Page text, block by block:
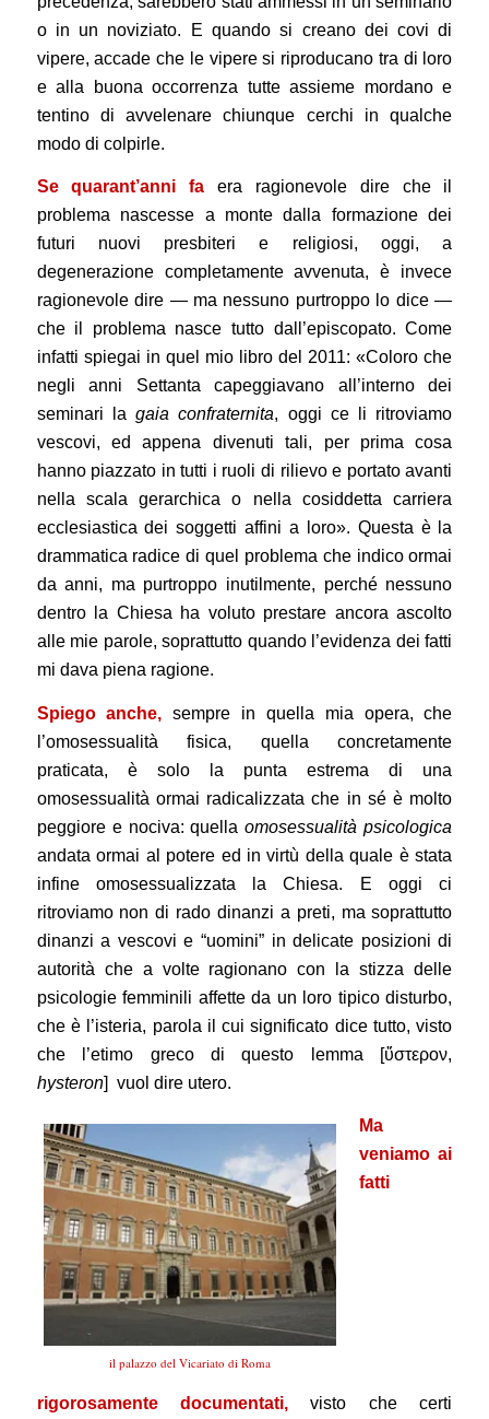
o in un noviziato. E quando si creano dei covi di
vipere, accade che le vipere si riproducano tra di loro
e alla buona occorrenza tutte assieme mordano e
tentino di avvelenare chiunque cerchi in qualche
modo di colpirle.
Se quarant’anni fa era ragionevole dire che il
problema nascesse a monte dalla formazione dei
futuri nuovi presbiteri e religiosi, oggi, a
degenerazione completamente avvenuta, è invece
ragionevole dire — ma nessuno purtroppo lo dice —
che il problema nasce tutto dall’episcopato. Come
infatti spiegai in quel mio libro del 2011: «Coloro che
negli anni Settanta capeggiavano all’interno dei
seminari lagaia confraternita, oggi ce li ritroviamo
vescovi, ed appena divenuti tali, per prima cosa
hanno piazzato in tutti i ruoli di rilievo e portato avanti
nella scala gerarchica o nella cosiddetta carriera
ecclesiastica dei soggetti affini a loro». Questa è la
drammatica radice di quel problema che indico ormai
da anni, ma purtroppo inutilmente, perché nessuno
dentro la Chiesa ha voluto prestare ancora ascolto
alle mie parole, soprattutto quando l’evidenza dei fatti
mi dava piena ragione.
Spiego anche, sempre in quella mia opera, che
l’omosessualità fisica, quella concretamente
praticata, è solo la punta estrema di una
omosessualità ormai radicalizzata che in sé è molto
peggiore e nociva: quellaomosessualità psicologica
andata ormai al potere ed in virtù della quale è stata
infine omosessualizzata la Chiesa. E oggi ci
ritroviamo non di rado dinanzi a preti, ma soprattutto
dinanzi a vescovi e “uomini” in delicate posizioni di
autorità che a volte ragionano con la stizza delle
psicologie femminili affette da un loro tipico disturbo,
che è l’isteria, parola il cui significato dice tutto, visto
che l’etimo greco di questo lemma [ὕστερον,
hysteron] vuol dire utero.
il palazzo del Vicariato di Roma
Ma
veniamo ai
fatti
rigorosamente documentati, visto che certi